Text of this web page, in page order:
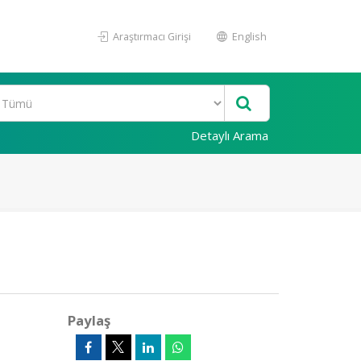
Araştırmacı Girişi English
Detaylı Arama
Paylaş